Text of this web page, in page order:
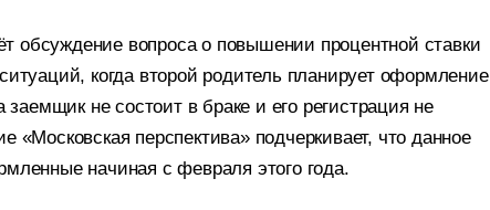
обсуждение вопроса о повышении процентной ставки
когда второй родитель планирует оформление
заемщик не состоит в браке и его регистрация не
«Московская перспектива» подчеркивает, что данное
начиная с февраля этого года.